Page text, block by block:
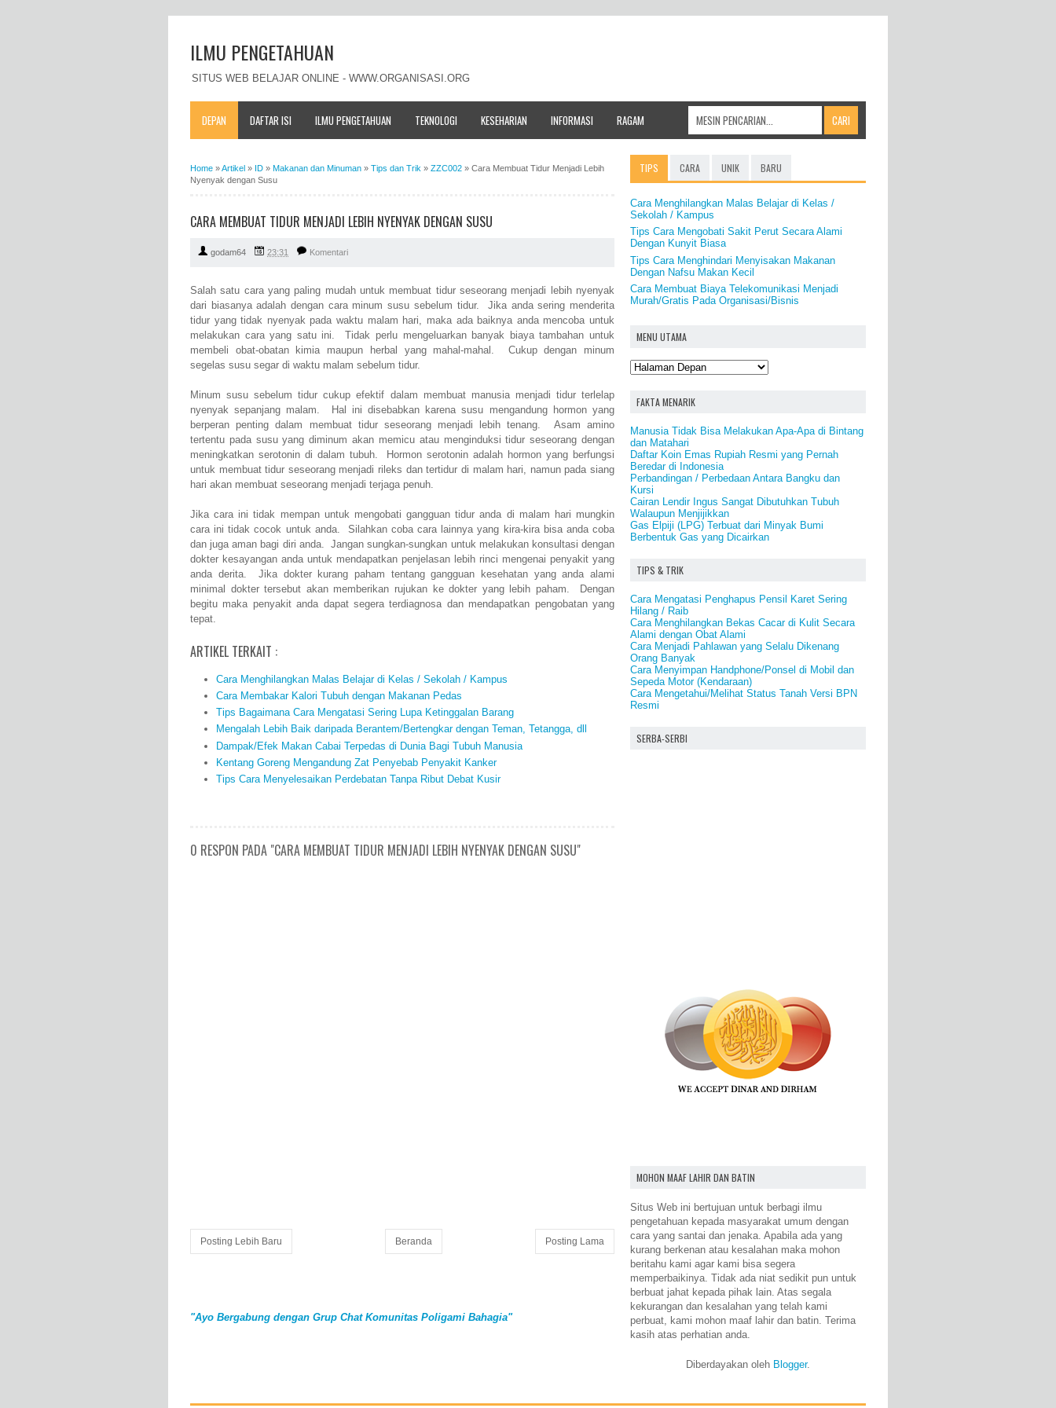
ILMU PENGETAHUAN
SITUS WEB BELAJAR ONLINE - WWW.ORGANISASI.ORG
DEPAN DAFTAR ISI ILMU PENGETAHUAN TEKNOLOGI KESEHARIAN INFORMASI RAGAM
Home »Artikel » ID » Makanan dan Minuman » Tips dan Trik » ZZC002 » Cara Membuat Tidur Menjadi Lebih
Nyenyak dengan Susu
CARA MEMBUAT TIDUR MENJADI LEBIH NYENYAK DENGAN SUSU
godam64 23:31 Komentari
Salah satu cara yang paling mudah untuk membuat tidur seseorang menjadi lebih nyenyak
dari biasanya adalah dengan cara minum susu sebelum tidur. Jika anda sering menderita
tidur yang tidak nyenyak pada waktu malam hari, maka ada baiknya anda mencoba untuk
melakukan cara yang satu ini. Tidak perlu mengeluarkan banyak biaya tambahan untuk
membeli obat-obatan kimia maupun herbal yang mahal-mahal. Cukup dengan minum
segelas susu segar di waktu malam sebelum tidur.
Minum susu sebelum tidur cukup efektif dalam membuat manusia menjadi tidur terlelap
nyenyak sepanjang malam. Hal ini disebabkan karena susu mengandung hormon yang
berperan penting dalam membuat tidur seseorang menjadi lebih tenang. Asam amino
tertentu pada susu yang diminum akan memicu atau menginduksi tidur seseorang dengan
meningkatkan serotonin di dalam tubuh. Hormon serotonin adalah hormon yang berfungsi
untuk membuat tidur seseorang menjadi rileks dan tertidur di malam hari, namun pada siang
hari akan membuat seseorang menjadi terjaga penuh.
Jika cara ini tidak mempan untuk mengobati gangguan tidur anda di malam hari mungkin
cara ini tidak cocok untuk anda. Silahkan coba cara lainnya yang kira-kira bisa anda coba
dan juga aman bagi diri anda. Jangan sungkan-sungkan untuk melakukan konsultasi dengan
dokter kesayangan anda untuk mendapatkan penjelasan lebih rinci mengenai penyakit yang
anda derita. Jika dokter kurang paham tentang gangguan kesehatan yang anda alami
minimal dokter tersebut akan memberikan rujukan ke dokter yang lebih paham. Dengan
begitu maka penyakit anda dapat segera terdiagnosa dan mendapatkan pengobatan yang
tepat.
ARTIKEL TERKAIT :
Cara Menghilangkan Malas Belajar di Kelas / Sekolah / Kampus
Cara Membakar Kalori Tubuh dengan Makanan Pedas
Tips Bagaimana Cara Mengatasi Sering Lupa Ketinggalan Barang
Mengalah Lebih Baik daripada Berantem/Bertengkar dengan Teman, Tetangga, dll
Dampak/Efek Makan Cabai Terpedas di Dunia Bagi Tubuh Manusia
Kentang Goreng Mengandung Zat Penyebab Penyakit Kanker
Tips Cara Menyelesaikan Perdebatan Tanpa Ribut Debat Kusir
0 RESPON PADA "CARA MEMBUAT TIDUR MENJADI LEBIH NYENYAK DENGAN SUSU"
Posting Lebih Baru Posting Lama
Beranda
"Ayo Bergabung dengan Grup Chat Komunitas Poligami Bahagia"
TIPS CARA UNIK BARU
Cara Menghilangkan Malas Belajar di Kelas /
Sekolah / Kampus
Tips Cara Mengobati Sakit Perut Secara Alami
Dengan Kunyit Biasa
Tips Cara Menghindari Menyisakan Makanan
Dengan Nafsu Makan Kecil
Cara Membuat Biaya Telekomunikasi Menjadi
Murah/Gratis Pada Organisasi/Bisnis
MENU UTAMA
FAKTA MENARIK
Manusia Tidak Bisa Melakukan Apa-Apa di Bintang
dan Matahari
Daftar Koin Emas Rupiah Resmi yang Pernah
Beredar di Indonesia
Perbandingan / Perbedaan Antara Bangku dan
Kursi
Cairan Lendir Ingus Sangat Dibutuhkan Tubuh
Walaupun Menjijikkan
Gas Elpiji (LPG) Terbuat dari Minyak Bumi
Berbentuk Gas yang Dicairkan
TIPS & TRIK
Cara Mengatasi Penghapus Pensil Karet Sering
Hilang / Raib
Cara Menghilangkan Bekas Cacar di Kulit Secara
Alami dengan Obat Alami
Cara Menjadi Pahlawan yang Selalu Dikenang
Orang Banyak
Cara Menyimpan Handphone/Ponsel di Mobil dan
Sepeda Motor (Kendaraan)
Cara Mengetahui/Melihat Status Tanah Versi BPN
Resmi
SERBA-SERBI
MOHON MAAF LAHIR DAN BATIN
Situs Web ini bertujuan untuk berbagi ilmu
pengetahuan kepada masyarakat umum dengan
cara yang santai dan jenaka. Apabila ada yang
kurang berkenan atau kesalahan maka mohon
beritahu kami agar kami bisa segera
memperbaikinya. Tidak ada niat sedikit pun untuk
berbuat jahat kepada pihak lain. Atas segala
kekurangan dan kesalahan yang telah kami
perbuat, kami mohon maaf lahir dan batin. Terima
kasih atas perhatian anda.
Diberdayakan oleh Blogger.